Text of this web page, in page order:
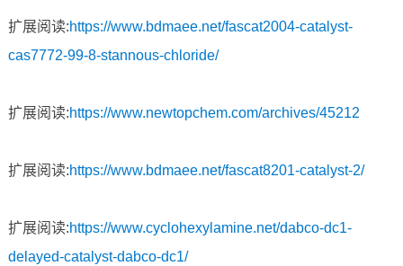
扩展阅读:https://www.bdmaee.net/fascat2004-catalyst-
cas7772-99-8-stannous-chloride/
扩展阅读:https://www.newtopchem.com/archives/45212
扩展阅读:https://www.bdmaee.net/fascat8201-catalyst-2/
扩展阅读:https://www.cyclohexylamine.net/dabco-dc1-
delayed-catalyst-dabco-dc1/